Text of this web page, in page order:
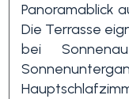
Panoramablick
Die Terrasse
bei
Garten
Balkon / Terrasse